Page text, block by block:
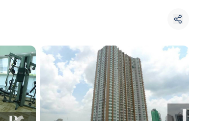
อกยูนิตเพื่อเปรียบเทียบ
อกได้สูงสุด 3 รายการ
เปรียบเทียบ
ลบทั้งหมด